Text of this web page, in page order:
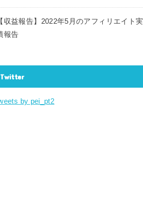
収益報告】2022年5月のアフィリエイト実
報告
Twitter
by pei_pt2